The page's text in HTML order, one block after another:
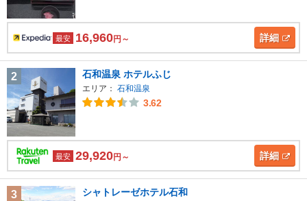
最安 16,960円～ 詳細
2 石和温泉 ホテルふじ
エリア： 石和温泉
3.62
最安 29,920円～ 詳細
3 シャトレーゼホテル石和